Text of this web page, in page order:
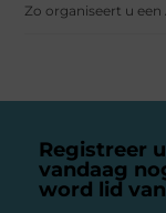
Zo organiseert u een
Registreer u
vandaag
word lid van